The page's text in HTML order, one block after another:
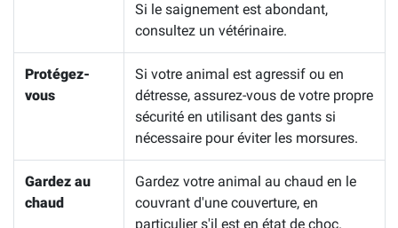
Si le saignement est abondant,
consultez un vétérinaire.
Protégez-
vous
Si votre animal est agressif ou en
détresse, assurez-vous de votre propre
sécurité en utilisant des gants si
nécessaire pour éviter les morsures.
Gardez au
chaud
Gardez votre animal au chaud en le
couvrant d'une couverture, en
particulier s'il est en état de choc.